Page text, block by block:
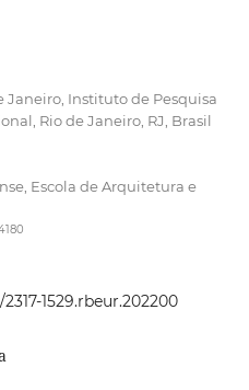
Janeiro, Instituto de Pesquisa
Rio de Janeiro, RJ, Brasil
Escola de Arquitetura e
1529.rbeur.202200